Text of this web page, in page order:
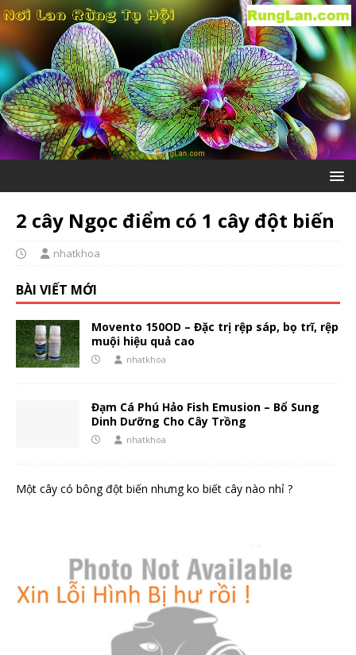
2 cây Ngọc điểm có 1 cây đột biến
nhatkhoa
BÀI VIẾT MỚI
Movento 150OD – Đặc trị rệp sáp, bọ trĩ, rệp
muội hiệu quả cao
nhatkhoa
Đạm Cá Phú Hảo Fish Emusion – Bổ Sung
Dinh Dưỡng Cho Cây Trồng
nhatkhoa
Một cây có bông đột biến nhưng ko biết cây nào nhỉ ?